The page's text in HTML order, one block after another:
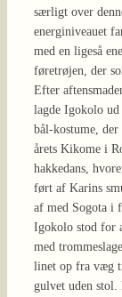
særligt over
energiniveauet
med en ligeså
føretrøjen, der
Efter
lagde Igokolo
bål-kostume,
årets Kikome i
hakkedans,
ført af Karins
af med Sogota i
Igokolo stod for
med
linet op fra væg
gulvet uden stol.